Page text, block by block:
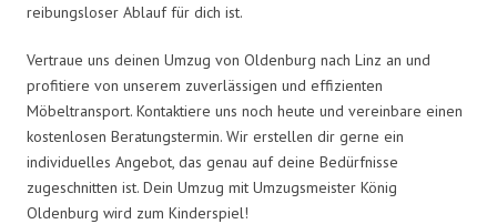
reibungsloser Ablauf für dich ist.
Vertraue uns deinen Umzug von Oldenburg nach Linz an und
profitiere von unserem zuverlässigen und effizienten
Möbeltransport. Kontaktiere uns noch heute und vereinbare einen
kostenlosen Beratungstermin. Wir erstellen dir gerne ein
individuelles Angebot, das genau auf deine Bedürfnisse
zugeschnitten ist. Dein Umzug mit Umzugsmeister König
Oldenburg wird zum Kinderspiel!